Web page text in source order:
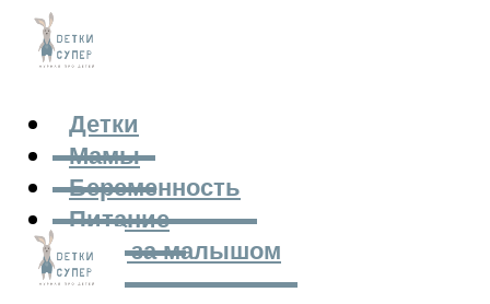
Детки
Мамы
Беременность
Питание
Уход за малышом